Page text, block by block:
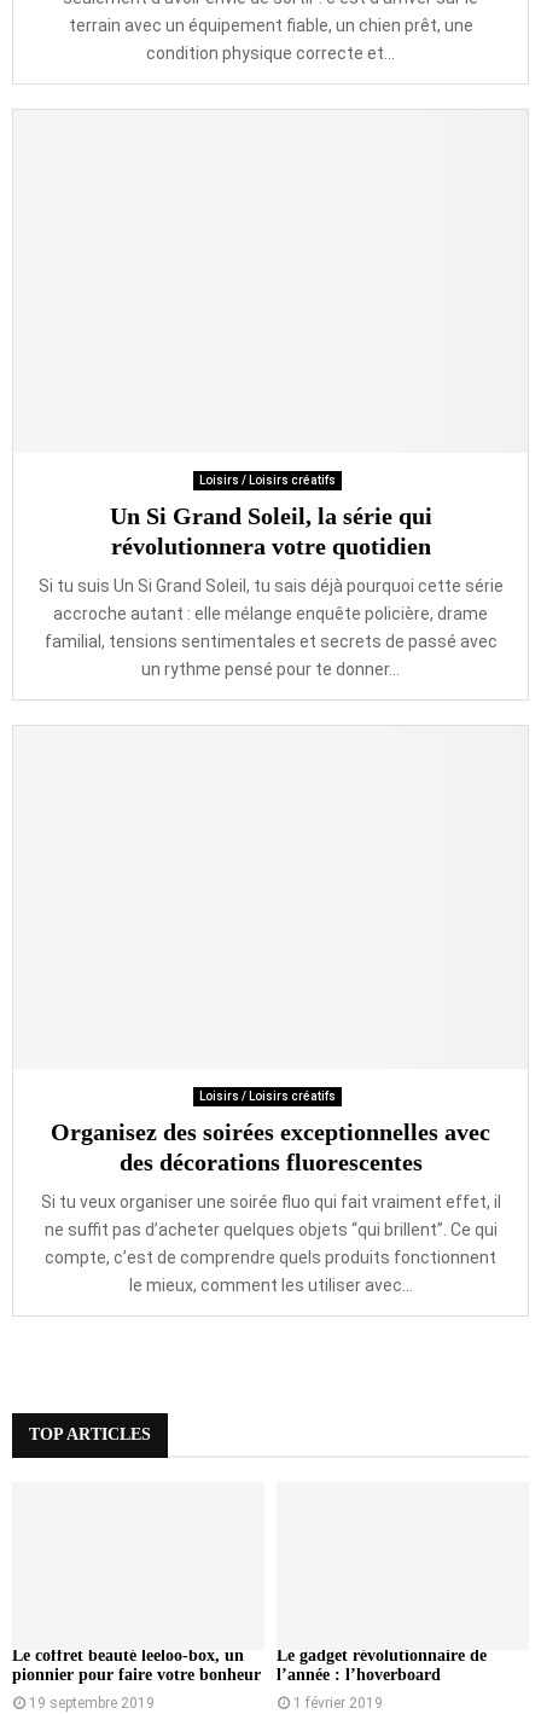
terrain avec un équipement fiable, un chien prêt, une
condition physique correcte et...
Loisirs / Loisirs créatifs
Un Si Grand Soleil, la série qui
révolutionnera votre quotidien
Si tu suis Un Si Grand Soleil, tu sais déjà pourquoi cette série
accroche autant : elle mélange enquête policière, drame
familial, tensions sentimentales et secrets de passé avec
un rythme pensé pour te donner...
Loisirs / Loisirs créatifs
Organisez des soirées exceptionnelles avec
des décorations fluorescentes
Si tu veux organiser une soirée fluo qui fait vraiment effet, il
ne suffit pas d’acheter quelques objets “qui brillent”. Ce qui
compte, c’est de comprendre quels produits fonctionnent
le mieux, comment les utiliser avec...
TOP ARTICLES
Le coffret beauté leeloo-box, un
pionnier pour faire votre bonheur
19 septembre 2019
Le gadget révolutionnaire de
l’année : l’hoverboard
1 février 2019